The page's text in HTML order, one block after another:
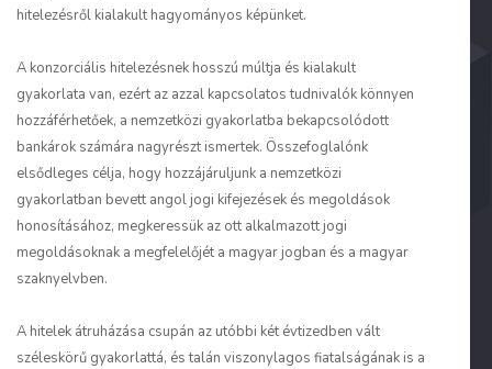
hitelezésről kialakult hagyományos képünket.
A konzorciális hitelezésnek hosszú múltja és kialakult
gyakorlata van, ezért az azzal kapcsolatos tudnivalók könnyen
hozzáférhetőek, a nemzetközi gyakorlatba bekapcsolódott
bankárok számára nagyrészt ismertek. Összefoglalónk
elsődleges célja, hogy hozzájáruljunk a nemzetközi
gyakorlatban bevett angol jogi kifejezések és megoldások
honosításához, megkeressük az ott alkalmazott jogi
megoldásoknak a megfelelőjét a magyar jogban és a magyar
szaknyelvben.
A hitelek átruházása csupán az utóbbi két évtizedben vált
széleskörű gyakorlattá, és talán viszonylagos fiatalságának is a